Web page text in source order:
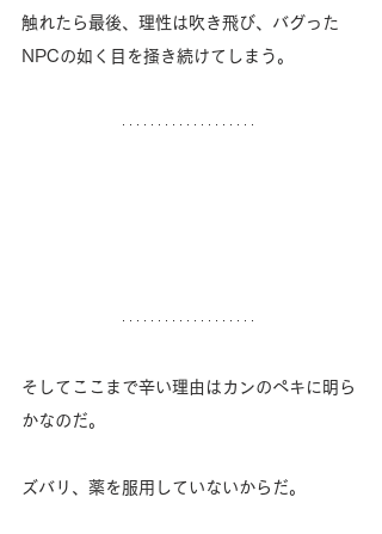
触れたら最後、理性は吹き飛び、バグった
NPCの如く目を掻き続けてしまう。
そしてここまで辛い理由はカンのペキに明ら
かなのだ。
ズバリ、薬を服用していないからだ。